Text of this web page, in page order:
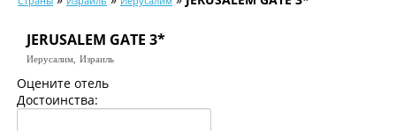
Календарь туров
Цены дня
Страны
JERUSALEM GATE 3*
Иерусалим, Израиль
Оцените отель
Достоинства: